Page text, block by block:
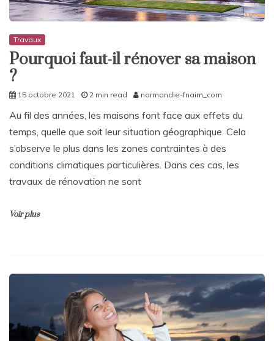
Travaux
Pourquoi faut-il rénover sa maison
?
15 octobre 2021 2 min read normandie-fnaim_com
Au fil des années, les maisons font face aux effets du
temps, quelle que soit leur situation géographique. Cela
s’observe le plus dans les zones contraintes à des
conditions climatiques particulières. Dans ces cas, les
travaux de rénovation ne sont
Voir plus